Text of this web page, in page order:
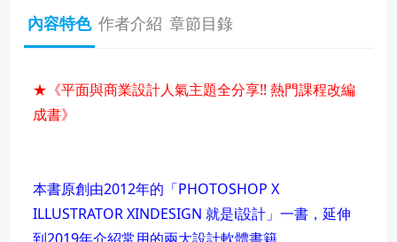
內容特色 作者介紹 章節目錄
★《平面與商業設計人氣主題全分享!! 熱門課程改編
成書》
本書原創由2012年的「PHOTOSHOP X
ILLUSTRATOR XINDESIGN 就是i設計」一書，延伸